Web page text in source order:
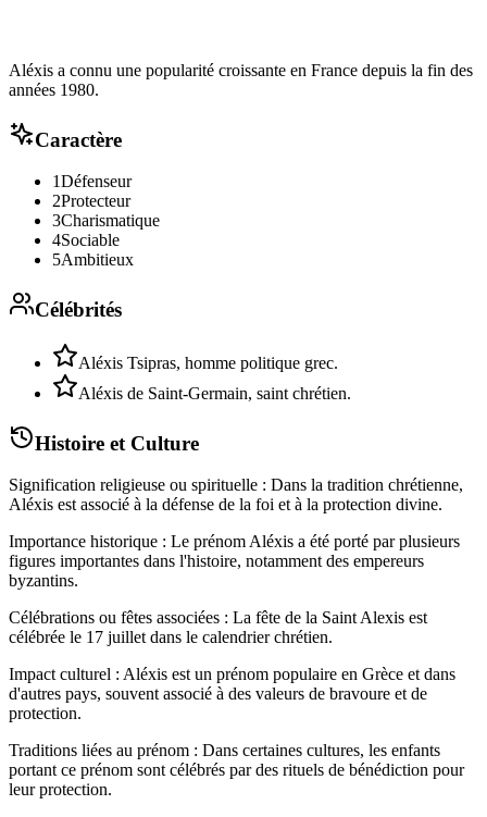
Aléxis a connu une popularité croissante en France depuis la fin des
années 1980.
Caractère
1Défenseur
2Protecteur
3Charismatique
4Sociable
5Ambitieux
Célébrités
Aléxis Tsipras, homme politique grec.
Aléxis de Saint-Germain, saint chrétien.
Histoire et Culture
Signification religieuse ou spirituelle : Dans la tradition chrétienne,
Aléxis est associé à la défense de la foi et à la protection divine.
Importance historique : Le prénom Aléxis a été porté par plusieurs
figures importantes dans l'histoire, notamment des empereurs
byzantins.
Célébrations ou fêtes associées : La fête de la Saint Alexis est
célébrée le 17 juillet dans le calendrier chrétien.
Impact culturel : Aléxis est un prénom populaire en Grèce et dans
d'autres pays, souvent associé à des valeurs de bravoure et de
protection.
Traditions liées au prénom : Dans certaines cultures, les enfants
portant ce prénom sont célébrés par des rituels de bénédiction pour
leur protection.